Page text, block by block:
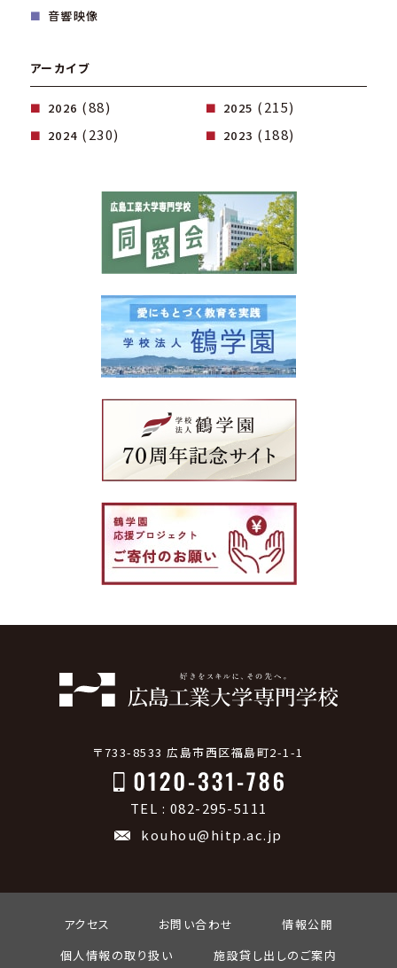
音響映像
アーカイブ
2026 (88) 2025 (215)
2024 (230) 2023 (188)
〒733-8533 広島市西区福島町2-1-1
TEL : 082-295-5111
kouhou@hitp.ac.jp
アクセス お問い合わせ
情報公開
個人情報の取り扱い
施設貸し出しのご案内